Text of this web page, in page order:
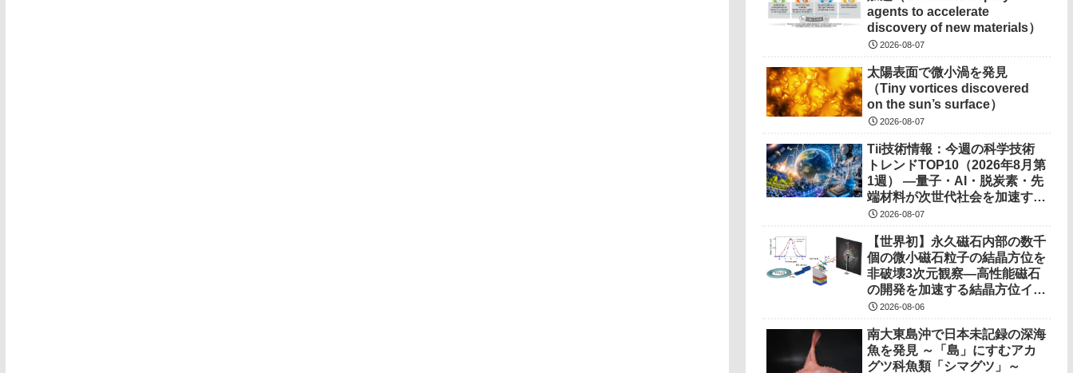
agents to accelerate
discovery of new materials）
2026-08-07
太陽表面で微小渦を発見
（Tiny vortices discovered
on the sun’s surface）
2026-08-07
Tii技術情報：今週の科学技術
トレンドTOP10（2026年8月第
1週） ―量子・AI・脱炭素・先
端材料が次世代社会を加速する
―2026-08-07
【世界初】永久磁石内部の数千
個の微小磁石粒子の結晶方位を
非破壊3次元観察―高性能磁石
の開発を加速する結晶方位イメ
ージング技術を開発―
2026-08-06
南大東島沖で日本未記録の深海
魚を発見 ～「島」にすむアカ
グツ科魚類「シマグツ」～